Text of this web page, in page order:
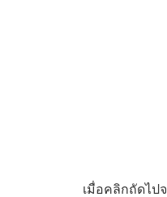
เมื่อคลิกถัดไป